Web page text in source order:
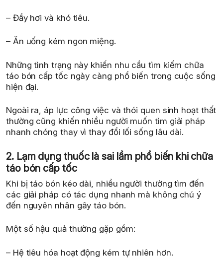
– Đầy hơi và khó tiêu.
– Ăn uống kém ngon miệng.
Những tình trạng này khiến nhu cầu tìm kiếm chữa
táo bón cấp tốc ngày càng phổ biến trong cuộc sống
hiện đại.
Ngoài ra, áp lực công việc và thói quen sinh hoạt thất
thường cũng khiến nhiều người muốn tìm giải pháp
nhanh chóng thay vì thay đổi lối sống lâu dài.
2. Lạm dụng thuốc là sai lầm phổ biến khi chữa
táo bón cấp tốc
Khi bị táo bón kéo dài, nhiều người thường tìm đến
các giải pháp có tác dụng nhanh mà không chú ý
đến nguyên nhân gây táo bón.
Một số hậu quả thường gặp gồm:
– Hệ tiêu hóa hoạt động kém tự nhiên hơn.